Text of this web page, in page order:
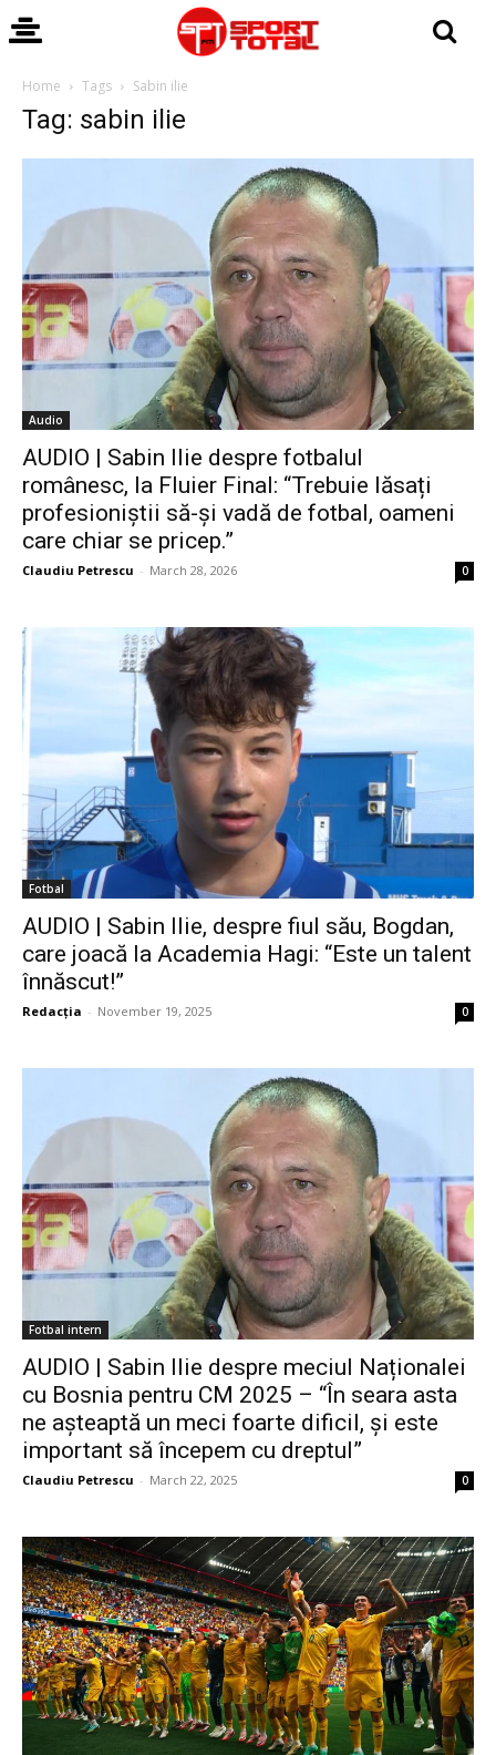
Home Tags Sabin ilie
Tag: sabin ilie
Audio
AUDIO | Sabin Ilie despre fotbalul
românesc, la Fluier Final: “Trebuie lăsați
profesioniștii să-și vadă de fotbal, oameni
care chiar se pricep.”
Claudiu Petrescu - March 28, 2026 0
Fotbal
AUDIO | Sabin Ilie, despre fiul său, Bogdan,
care joacă la Academia Hagi: “Este un talent
înnăscut!”
Redacția - November 19, 2025 0
Fotbal intern
AUDIO | Sabin Ilie despre meciul Naționalei
cu Bosnia pentru CM 2025 – “În seara asta
ne așteaptă un meci foarte dificil, și este
important să începem cu dreptul”
Claudiu Petrescu - March 22, 2025 0